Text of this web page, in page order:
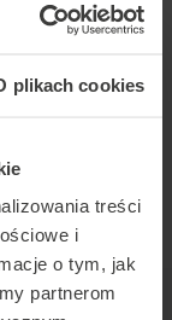
plikach cookies
treści
i
o tym, jak
partnerom
Si desea
pregunta,